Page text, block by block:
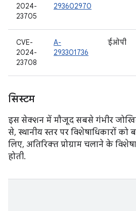
2024-
23705
293602970
CVE-
2024-
23708
A-
293301736
ईओपी
सिस्टम
इस सेक्शन में मौजूद सबसे गंभीर
से, स्थानीय स्तर पर विशेषाधिकारों
लिए, अतिरिक्त प्रोग्राम चलाने के
होती.